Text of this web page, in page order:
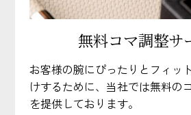
無料コマ調整サ
お客様の腕にぴったりとフィッ
けするために、当社では無料の
を提供しております。